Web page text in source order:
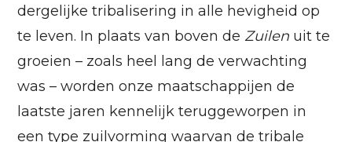
dergelijke tribalisering in alle hevigheid op
te leven. In plaats van boven de Zuilen uit te
groeien – zoals heel lang de verwachting
was – worden onze maatschappijen de
laatste jaren kennelijk teruggeworpen in
een type zuilvorming waarvan de tribale